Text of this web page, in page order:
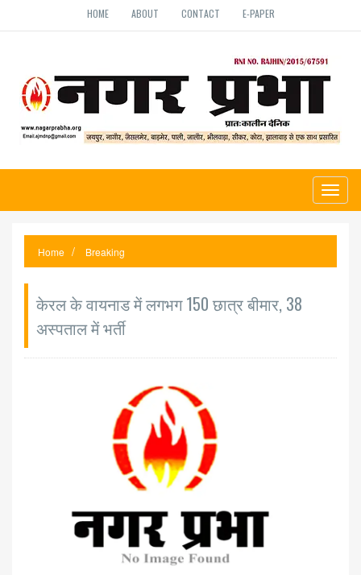
HOME ABOUT CONTACT E-PAPER
Home Breaking
केरल के वायनाड में लगभग 150 छात्र बीमार, 38
अस्पताल में भर्ती